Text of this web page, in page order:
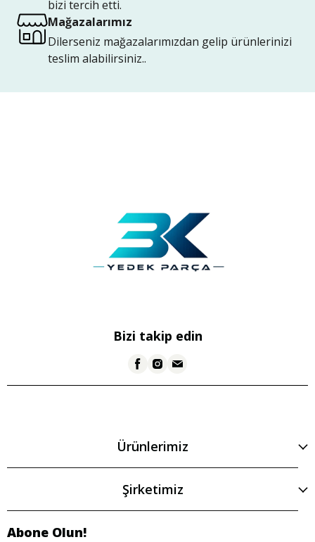
bizi tercih etti.
Mağazalarımız
Dilerseniz mağazalarımızdan gelip ürünlerinizi
teslim alabilirsiniz..
Bizi takip edin
Ürünlerimiz
Şirketimiz
Abone Olun!